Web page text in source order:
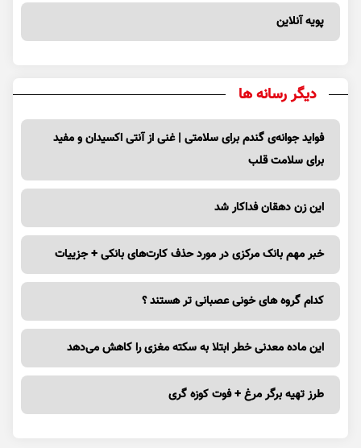
پویه آنلاین
دیگر رسانه ها
فواید جوانه‌ی گندم برای سلامتی | غنی از آنتی اکسیدان و مفید
برای سلامت قلب
این زن دهقان فداکار شد
خبر مهم بانک مرکزی در مورد حذف کارت‌های بانکی + جزییات
کدام گروه های خونی عصبانی تر هستند ؟
این ماده معدنی خطر ابتلا به سکته مغزی را کاهش می‌دهد
طرز تهیه برگر مرغ + فوت کوزه گری